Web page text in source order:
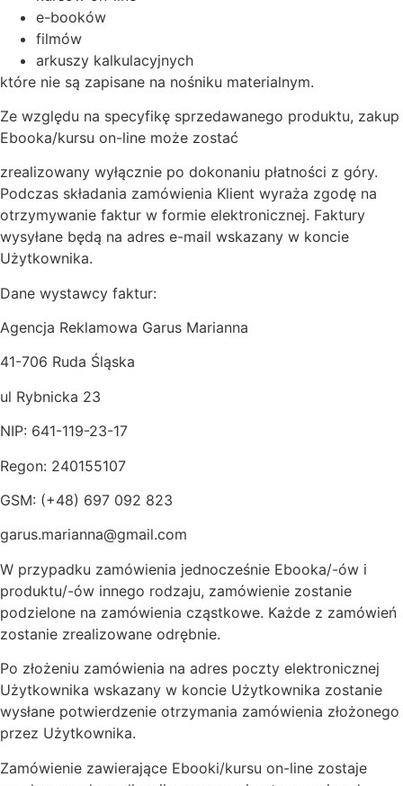
e-booków
filmów
arkuszy kalkulacyjnych
które nie są zapisane na nośniku materialnym.
Ze względu na specyfikę sprzedawanego produktu, zakup
Ebooka/kursu on-line może zostać
zrealizowany wyłącznie po dokonaniu płatności z góry.
Podczas składania zamówienia Klient wyraża zgodę na
otrzymywanie faktur w formie elektronicznej. Faktury
wysyłane będą na adres e-mail wskazany w koncie
Użytkownika.
Dane wystawcy faktur:
Agencja Reklamowa Garus Marianna
41-706 Ruda Śląska
ul Rybnicka 23
NIP: 641-119-23-17
Regon: 240155107
GSM: (+48) 697 092 823
garus.marianna@gmail.com
W przypadku zamówienia jednocześnie Ebooka/-ów i
produktu/-ów innego rodzaju, zamówienie zostanie
podzielone na zamówienia cząstkowe. Każde z zamówień
zostanie zrealizowane odrębnie.
Po złożeniu zamówienia na adres poczty elektronicznej
Użytkownika wskazany w koncie Użytkownika zostanie
wysłane potwierdzenie otrzymania zamówienia złożonego
przez Użytkownika.
Zamówienie zawierające Ebooki/kursu on-line zostaje